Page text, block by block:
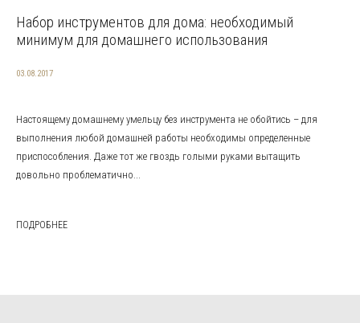
Набор инструментов для дома: необходимый
минимум для домашнего использования
03.08.2017
Настоящему домашнему умельцу без инструмента не обойтись – для
выполнения любой домашней работы необходимы определенные
приспособления. Даже тот же гвоздь голыми руками вытащить
довольно проблематично...
ПОДРОБНЕЕ